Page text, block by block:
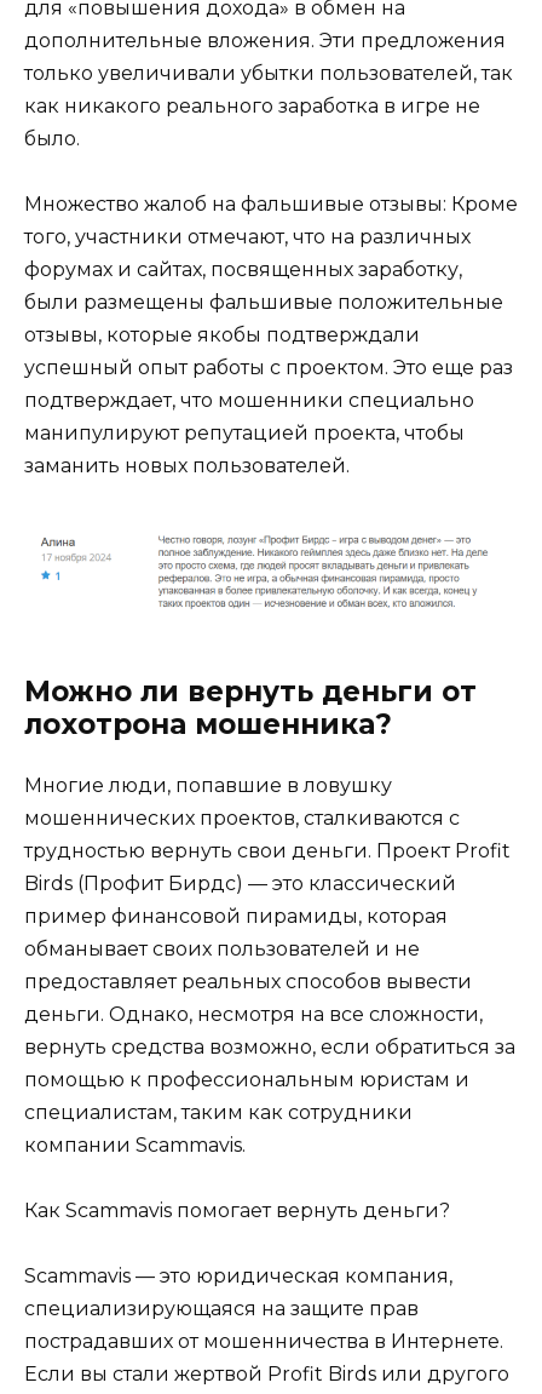
для «повышения дохода» в обмен на
дополнительные вложения. Эти предложения
только увеличивали убытки пользователей, так
как никакого реального заработка в игре не
было.
Множество жалоб на фальшивые отзывы: Кроме
того, участники отмечают, что на различных
форумах и сайтах, посвященных заработку,
были размещены фальшивые положительные
отзывы, которые якобы подтверждали
успешный опыт работы с проектом. Это еще раз
подтверждает, что мошенники специально
манипулируют репутацией проекта, чтобы
заманить новых пользователей.
Можно ли вернуть деньги от
лохотрона мошенника?
Многие люди, попавшие в ловушку
мошеннических проектов, сталкиваются с
трудностью вернуть свои деньги. Проект Profit
Birds (Профит Бирдс) — это классический
пример финансовой пирамиды, которая
обманывает своих пользователей и не
предоставляет реальных способов вывести
деньги. Однако, несмотря на все сложности,
вернуть средства возможно, если обратиться за
помощью к профессиональным юристам и
специалистам, таким как сотрудники
компании Scammavis.
Как Scammavis помогает вернуть деньги?
Scammavis — это юридическая компания,
специализирующаяся на защите прав
пострадавших от мошенничества в Интернете.
Если вы стали жертвой Profit Birds или другого